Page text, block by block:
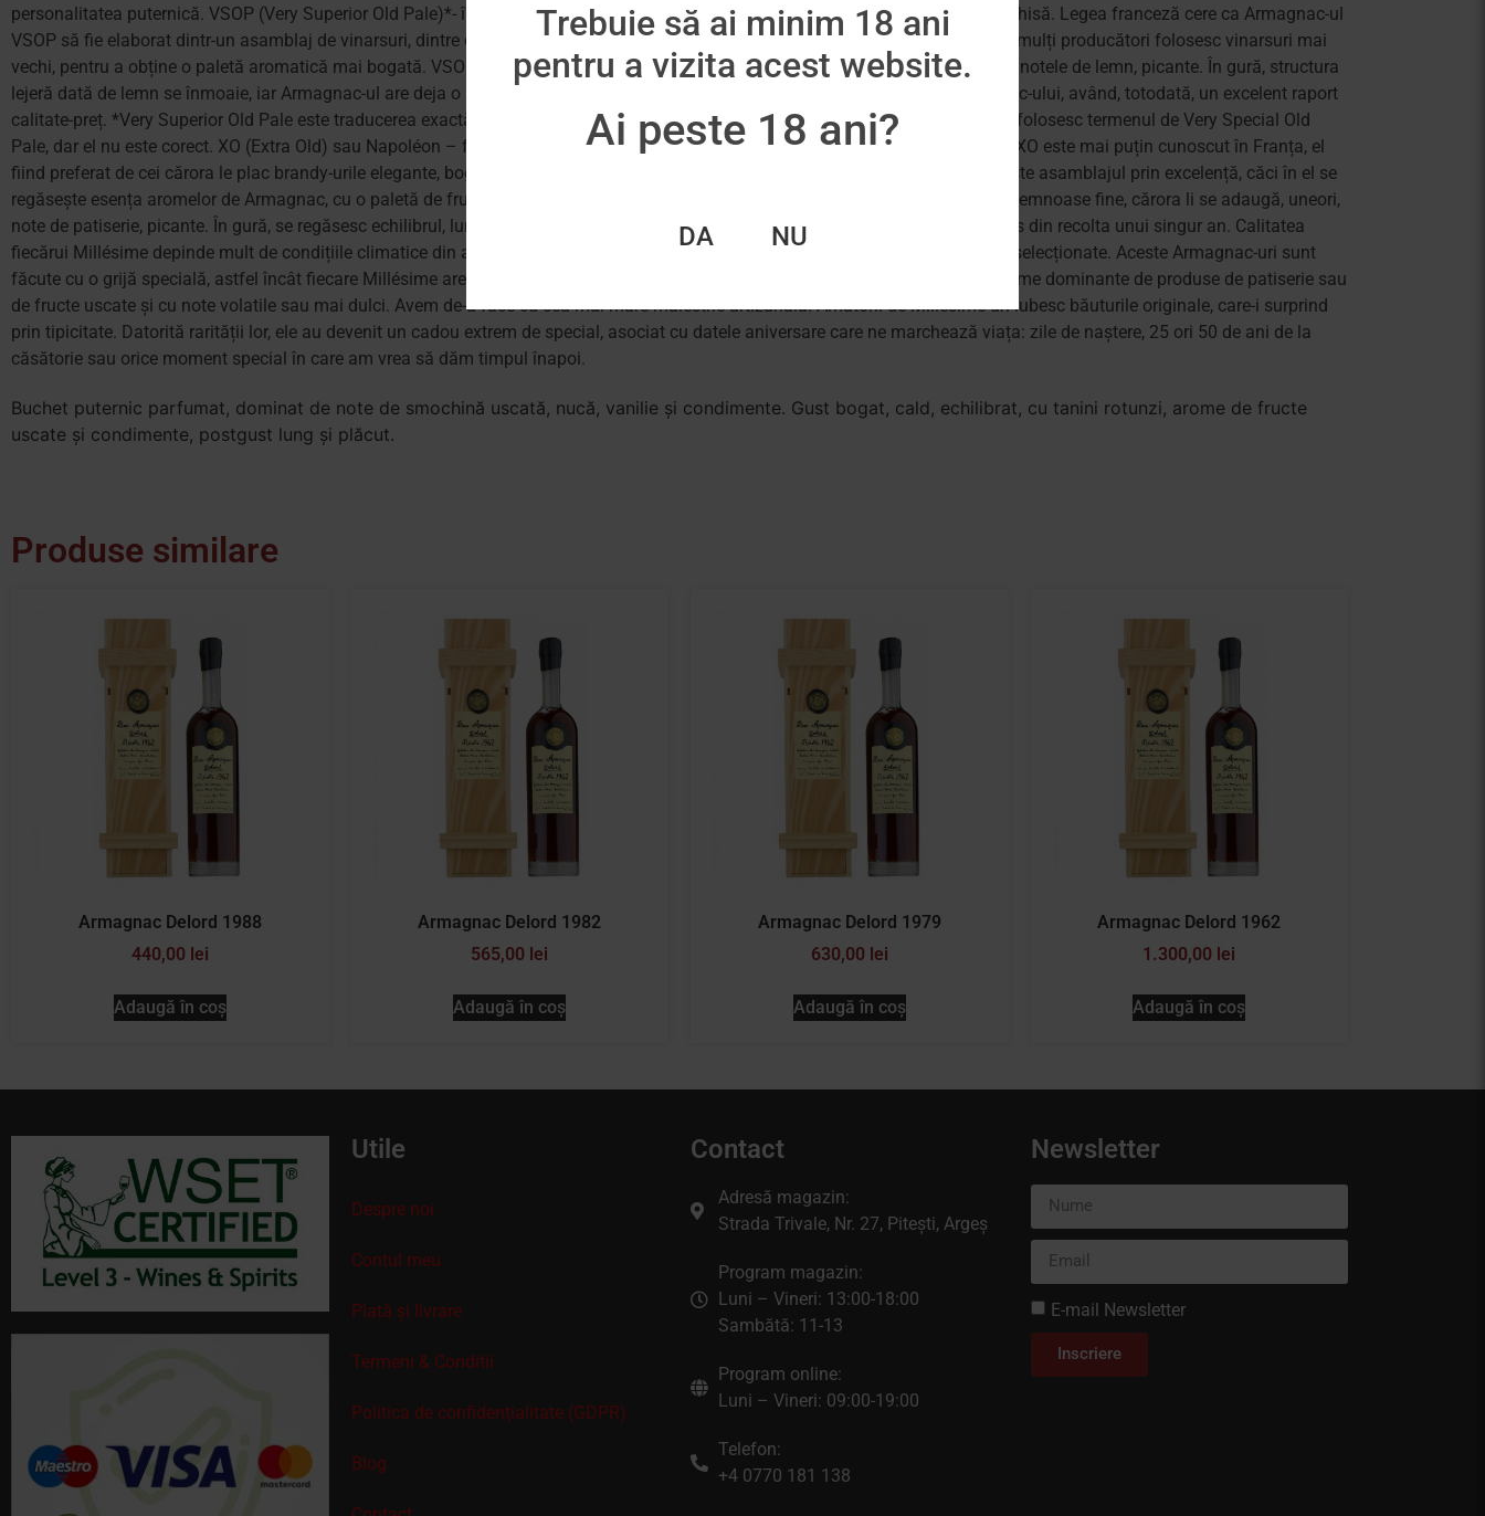
personalitatea puternică. VSOP (Very Superior Old Pale)*- învechit minimum 5 ani în butoi. Calitate superioară, vechi, culoare deschisă. Legea franceză cere ca Armagnac-ul
VSOP să fie elaborat dintr-un asamblaj de vinarsuri, dintre care cel mai tânăr trebuie să fi stat minimum 4 ani în butoi. În realitate, mulți producători folosesc vinarsuri mai
vechi, pentru a obține o paletă aromatică mai bogată. VSOP reprezintă armonia dintre aromele de fructe coapte, uneori confiate și notele de lemn, picante. În gură, structura
lejeră dată de lemn se înmoaie, iar Armagnac-ul are deja o lungime frumoasă. VSOP-ul oferă toate stilurile aromatice ale Armagnac-ului, având, totodată, un excelent raport
calitate-preț. *Very Superior Old Pale este traducerea exactă a acestui acronim provenit din tradiția comercială anglo-saxonă. Unii folosesc termenul de Very Special Old
Pale, dar el nu este corect. XO (Extra Old) sau Napoléon – foarte vechi, învechit cel puțin 6 ani în butoi. Foarte cerut în străinătate, XO este mai puțin cunoscut în Franța, el
fiind preferat de cei cărora le plac brandy-urile elegante, bogate și suave. Hors d’Âge – învechit minimum 10 ani în butoi. Acesta este asamblajul prin excelență, căci în el se
regăsește esența aromelor de Armagnac, cu o paletă de fructe confiate (prune uscate, caise, coajă de portocală) asociate cu note lemnoase fine, cărora li se adaugă, uneori,
note de patiserie, picante. În gură, se regăsesc echilibrul, lungimea și căldura reținută. Millésime (Vintage, eng) – Armagnac produs din recolta unui singur an. Calitatea
fiecărui Millésime depinde mult de condițiile climatice din anul respectiv. În Millésime-uri intră cei mai buni struguri, de pe parcele selecționate. Aceste Armagnac-uri sunt
făcute cu o grijă specială, astfel încât fiecare Millésime are o personalitate aparte și un stil propriu – mai tare sau mai slab, cu arome dominante de produse de patiserie sau
de fructe uscate și cu note volatile sau mai dulci. Avem de-a face cu cea mai mare măiestrie artizanală. Amatorii de Millésime-uri iubesc băuturile originale, care-i surprind
prin tipicitate. Datorită rarității lor, ele au devenit un cadou extrem de special, asociat cu datele aniversare care ne marchează viața: zile de naștere, 25 ori 50 de ani de la
căsătorie sau orice moment special în care am vrea să dăm timpul înapoi.
Buchet puternic parfumat, dominat de note de smochină uscată, nucă, vanilie și condimente. Gust bogat, cald, echilibrat, cu tanini rotunzi, arome de fructe
uscate și condimente, postgust lung și plăcut.
Produse similare
Armagnac Delord 1988
440,00 lei
Adaugă în coș
Armagnac Delord 1982
565,00 lei
Adaugă în coș
Armagnac Delord 1979
630,00 lei
Adaugă în coș
Armagnac Delord 1962
1.300,00 lei
Adaugă în coș
Utile
Despre noi
Contul meu
Plată și livrare
Termeni & Conditii
Politica de confidenţialitate (GDPR)
Blog
Contact
Adresă magazin:
Strada Trivale, Nr. 27, Pitești, Argeș
Program magazin:
Luni – Vineri: 13:00-18:00
Sambătă: 11-13
Program online:
Luni – Vineri: 09:00-19:00
Telefon:
+4 0770 181 138
Newsletter
E-mail Newsletter
Inscriere
Trebuie să ai minim 18 ani
pentru a vizita acest website.
Ai peste 18 ani?
DA NU